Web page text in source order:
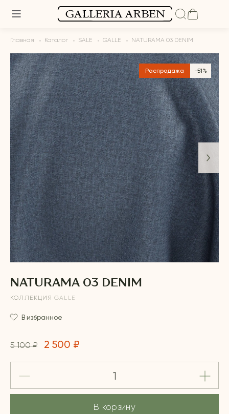
Главная Каталог SALE GALLE NATURAMA 03 DENIM
Распродажа -51%
NATURAMA 03 DENIM
КОЛЛЕКЦИЯ GALLE
В избранное
5 100 ₽ 2 500 ₽
В корзину